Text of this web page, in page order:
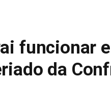
funcionar
da